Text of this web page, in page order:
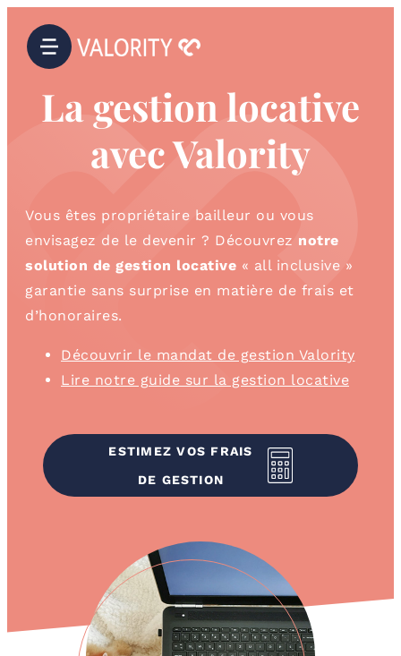
La gestion locative
avec Valority
Vous êtes propriétaire bailleur ou vous
envisagez de le devenir ? Découvrez notre
solution de gestion locative « all inclusive »
garantie sans surprise en matière de frais et
d’honoraires.
Découvrir le mandat de gestion Valority
Lire notre guide sur la gestion locative
ESTIMEZ VOS FRAIS
DE GESTION